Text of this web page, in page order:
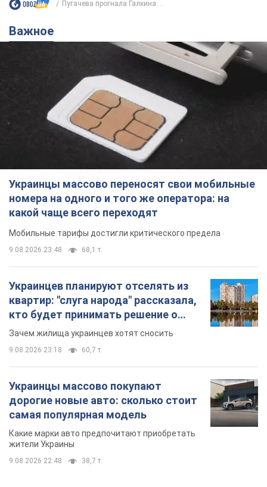
Пугачева прогнала Галкина ...
Важное
Украинцы массово переносят свои мобильные
номера на одного и того же оператора: на
какой чаще всего переходят
Мобильные тарифы достигли критического предела
9.08.2026 23:48 68,1 т.
Украинцев планируют отселять из
квартир: "слуга народа" рассказала,
кто будет принимать решение о
сносе домов
Зачем жилища украинцев хотят сносить
9.08.2026 23:18 60,7 т.
Украинцы массово покупают
дорогие новые авто: сколько стоит
самая популярная модель
Какие марки авто предпочитают приобретать
жители Украины
9.08.2026 22:48 38,7 т.